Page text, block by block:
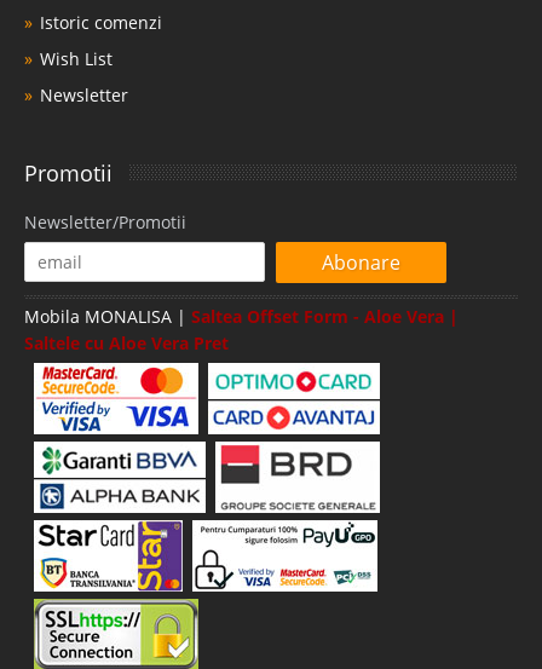
Istoric comenzi
Wish List
Newsletter
Promotii
Newsletter/Promotii
Abonare
Mobila MONALISA | Saltea Offset Form - Aloe Vera |
Saltele cu Aloe Vera Pret